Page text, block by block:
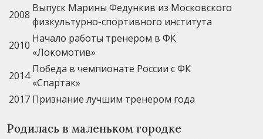
2008
Выпуск Марины Федункив из Московского
физкультурно-спортивного института
2010
Начало работы тренером в ФК
«Локомотив»
2014
Победа в чемпионате России с ФК
«Спартак»
2017 Признание лучшим тренером года
Родилась в маленьком городке